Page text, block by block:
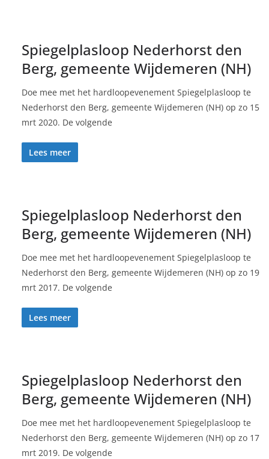
Spiegelplasloop Nederhorst den
Berg, gemeente Wijdemeren (NH)
Doe mee met het hardloopevenement Spiegelplasloop te
Nederhorst den Berg, gemeente Wijdemeren (NH) op zo 15
mrt 2020. De volgende
Lees meer
Spiegelplasloop Nederhorst den
Berg, gemeente Wijdemeren (NH)
Doe mee met het hardloopevenement Spiegelplasloop te
Nederhorst den Berg, gemeente Wijdemeren (NH) op zo 19
mrt 2017. De volgende
Lees meer
Spiegelplasloop Nederhorst den
Berg, gemeente Wijdemeren (NH)
Doe mee met het hardloopevenement Spiegelplasloop te
Nederhorst den Berg, gemeente Wijdemeren (NH) op zo 17
mrt 2019. De volgende